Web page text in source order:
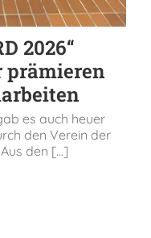
2026“
prämieren
es auch heuer
den Verein der
den [...]